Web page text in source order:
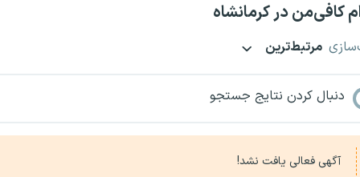
کافی‌من در کرمانشاه
مرتبط‌ترین
دنبال کردن نتایج جستجو
آگهی فعالی یافت نشد!